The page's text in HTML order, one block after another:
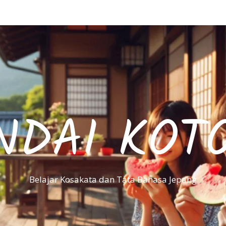
Belajar Kosakata dan Tata Bahasa Jepang